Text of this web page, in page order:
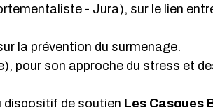
- Jura), sur le lien
la prévention du surmenage.
pour son approche du stress et
dispositif de soutien Les Casques